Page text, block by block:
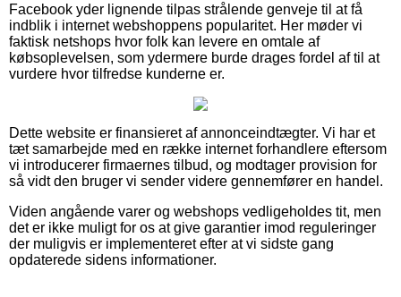
Facebook yder lignende tilpas strålende genveje til at få
indblik i internet webshoppens popularitet. Her møder vi
faktisk netshops hvor folk kan levere en omtale af
købsoplevelsen, som ydermere burde drages fordel af til at
vurdere hvor tilfredse kunderne er.
Dette website er finansieret af annonceindtægter. Vi har et
tæt samarbejde med en række internet forhandlere eftersom
vi introducerer firmaernes tilbud, og modtager provision for
så vidt den bruger vi sender videre gennemfører en handel.
Viden angående varer og webshops vedligeholdes tit, men
det er ikke muligt for os at give garantier imod reguleringer
der muligvis er implementeret efter at vi sidste gang
opdaterede sidens informationer.